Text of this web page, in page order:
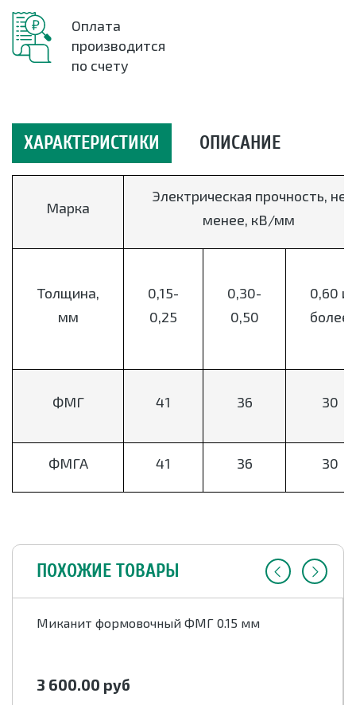
Оплата
производится
по счету
ХАРАКТЕРИСТИКИ ОПИСАНИЕ
Марка
Электрическая прочность, не
менее, кВ/мм
Толщина,
мм
0,15-
0,25
0,30-
0,50
0,60 и
более
ФМГ 41 36 30
ФМГА 41 36 30
ПОХОЖИЕ ТОВАРЫ
Миканит формовочный ФМГ 0.15 мм
3 600.00 руб